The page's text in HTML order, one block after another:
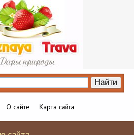
О сайте Карта сайта